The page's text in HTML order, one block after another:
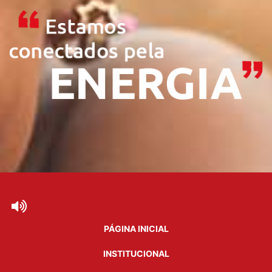
PÁGINA INICIAL
INSTITUCIONAL